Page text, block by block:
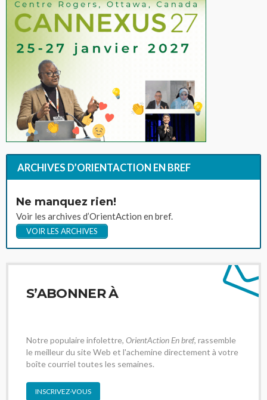
ARCHIVES D’ORIENTACTION EN BREF
Ne manquez rien!
Voir les archives d’OrientAction en bref.
VOIR LES ARCHIVES
S’ABONNER À
Notre populaire infolettre, OrientAction En bref, rassemble
le meilleur du site Web et l'achemine directement à votre
boîte courriel toutes les semaines.
INSCRIVEZ-VOUS